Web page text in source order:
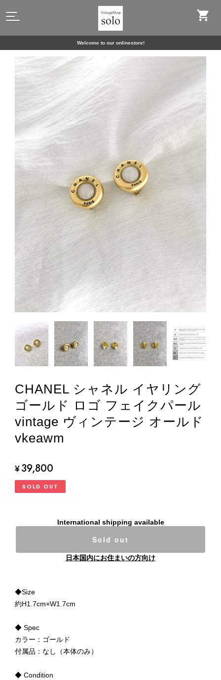
Welcome to our onlinestore!
CHANEL シャネル イヤリング
ゴールド ロゴ フェイクパール
vintage ヴィンテージ オールド
vkeawm
¥39,800
SOLD OUT
International shipping available
Sold out
日本国内にお住まいの方向け
◆Size
約H1.7cm×W1.7cm
◆ Spec
カラー：ゴールド
付属品：なし（本体のみ）
◆ Condition